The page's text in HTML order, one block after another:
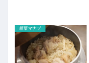
相葉マナブ